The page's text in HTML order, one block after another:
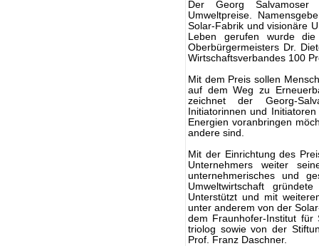
Der Georg Salvamoser
Umweltpreise.
Solar-Fabrik und visionäre
Leben gerufen wurde
Oberbürgermeisters Dr.
Wirtschaftsverbandes 100
Mit dem Preis sollen
auf dem Weg zu
zeichnet der Georg-
Initiatorinnen und
Energien voranbringen
andere sind.
Mit der Einrichtung des
Unternehmers weiter
unternehmerisches und
Umweltwirtschaft
Unterstützt und mit
unter anderem von der
dem Fraunhofer-Institut für
triolog sowie von der
Prof. Franz Daschner.